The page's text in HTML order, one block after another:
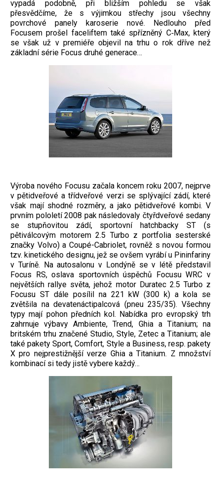
vypadá podobně, při bližším pohledu se však
přesvědčíme, že s výjimkou střechy jsou všechny
povrchové panely karoserie nové. Nedlouho před
Focusem prošel faceliftem také spřízněný C‑Max, který
se však už v premiéře objevil na trhu o rok dříve než
základní série Focus druhé generace…
Výroba nového Focusu začala koncem roku 2007, nejprve
v pětidveřové a třídveřové verzi se splývající zádí, které
však mají shodné rozměry, a jako pětidveřové kombi. V
prvním pololetí 2008 pak následovaly čtyřdveřové sedany
se stupňovitou zádí, sportovní hatchbacky ST (s
pětiválcovým motorem 2.5 Turbo z portfolia sesterské
značky Volvo) a Coupé-Cabriolet, rovněž s novou formou
tzv. kinetického designu, jež se ovšem vyrábí u Pininfariny
v Turíně. Na autosalonu v Londýně se v létě představil
Focus RS, oslava sportovních úspěchů Focusu WRC v
největších rallye světa, jehož motor Duratec 2.5 Turbo z
Focusu ST dále posílil na 221 kW (300 k) a kola se
zvětšila na devatenáctipalcová (pneu 235/35). Všechny
typy mají pohon předních kol. Nabídka pro evropský trh
zahrnuje výbavy Ambiente, Trend, Ghia a Titanium; na
britském trhu značené Studio, Style, Zetec a Titanium; ale
také pakety Sport, Comfort, Style a Business, resp. pakety
X pro nejprestižnější verze Ghia a Titanium. Z množství
kombinací si tedy jistě vybere každý…